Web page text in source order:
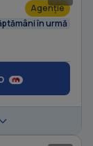
Agenție
în urmă